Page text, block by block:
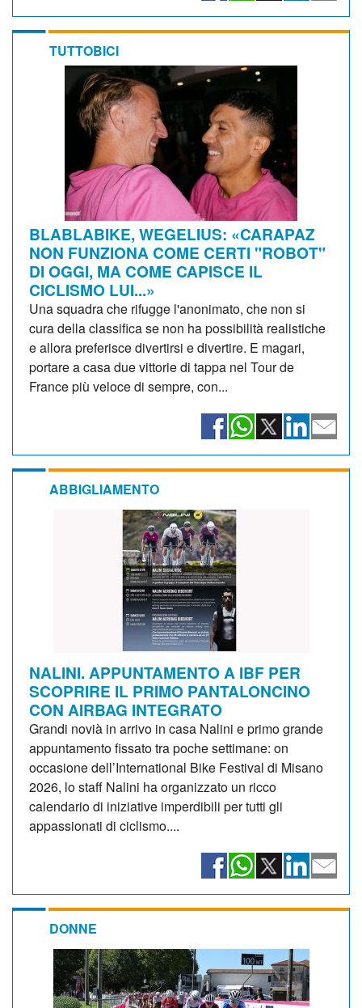
TUTTOBICI
BLABLABIKE, WEGELIUS: «CARAPAZ
NON FUNZIONA COME CERTI "ROBOT"
DI OGGI, MA COME CAPISCE IL
CICLISMO LUI...»
Una squadra che rifugge l'anonimato, che non si
cura della classifica se non ha possibilità realistiche
e allora preferisce divertirsi e divertire. E magari,
portare a casa due vittorie di tappa nel Tour de
France più veloce di sempre, con...
ABBIGLIAMENTO
NALINI. APPUNTAMENTO A IBF PER
SCOPRIRE IL PRIMO PANTALONCINO
CON AIRBAG INTEGRATO
Grandi novià in arrivo in casa Nalini e primo grande
appuntamento fissato tra poche settimane: on
occasione dell’International Bike Festival di Misano
2026, lo staff Nalini ha organizzato un ricco
calendario di iniziative imperdibili per tutti gli
appassionati di ciclismo....
DONNE